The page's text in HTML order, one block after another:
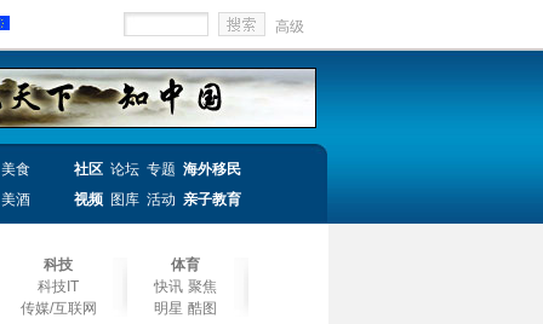
高级
美食 社区 论坛 专题 海外移民
美酒 视频 图库 活动 亲子教育
科技
科技IT
传媒/互联网
体育
快讯 聚焦
明星 酷图